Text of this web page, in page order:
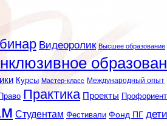
Видеоролик Высшее образование
Курсы Мастер-класс Международный опыт
Право Практика Проекты
Студентам Фестивали Фонд ПГ